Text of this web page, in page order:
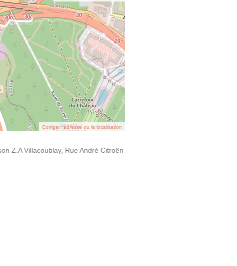
Corriger l’adresse ou la localisation
Z.A Villacoublay, Rue André Citroën